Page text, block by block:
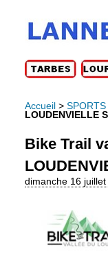
Accueil > SPORTS
LOUDENVIELLE
Bike Trail
dimanche 16 juillet